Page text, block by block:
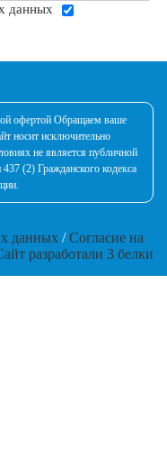
данных
офертой Обращаем ваше
носит исключительно
не является публичной
(2) Гражданского кодекса
данных /Согласие на
разработали 3 белки